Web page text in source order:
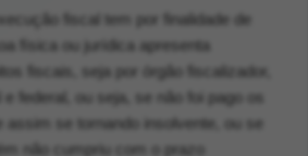
fiscal tem por finalidade de
física ou jurídica apresenta
fiscais, seja por órgão fiscalizador,
federal, ou seja, se não foi pago os
assim se tornando insolvente, ou se
não cumpriu com o prazo